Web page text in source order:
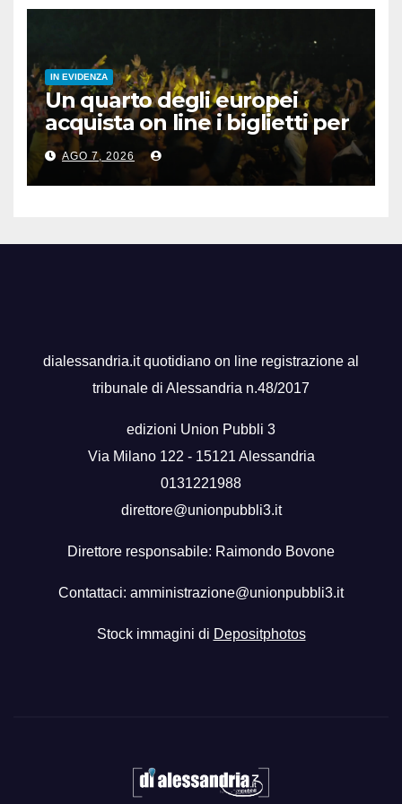
IN EVIDENZA
Un quarto degli europei
acquista on line i biglietti per
gli spettacoli
AGO 7, 2026
dialessandria.it quotidiano on line registrazione al
tribunale di Alessandria n.48/2017
edizioni Union Pubbli 3
Via Milano 122 - 15121 Alessandria
0131221988
direttore@unionpubbli3.it
Direttore responsabile: Raimondo Bovone
Contattaci: amministrazione@unionpubbli3.it
Stock immagini di Depositphotos